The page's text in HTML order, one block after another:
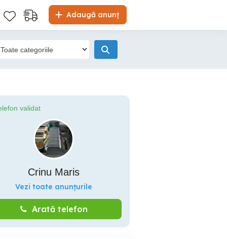
Adaugă anunț
validat
Crinu Maris
Vezi toate anunțurile
Arată telefon